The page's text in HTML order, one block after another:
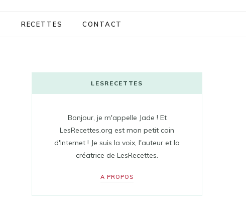
RECETTES CONTACT
LESRECETTES
Bonjour, je m'appelle Jade ! Et
LesRecettes.org est mon petit coin
d'Internet ! Je suis la voix, l'auteur et la
créatrice de LesRecettes.
A PROPOS